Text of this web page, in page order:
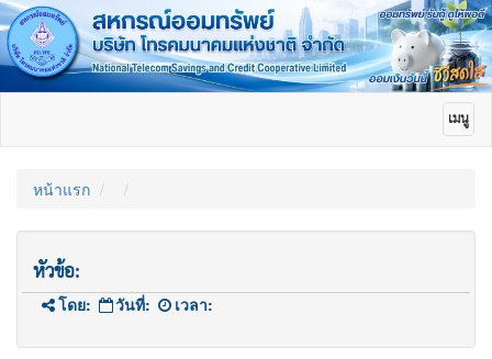
Toggle
เมนู
หน้าแรก
หัวข้อ:
โดย: วันที่: เวลา: